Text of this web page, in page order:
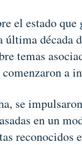
el estado
década
temas
a
se
en un